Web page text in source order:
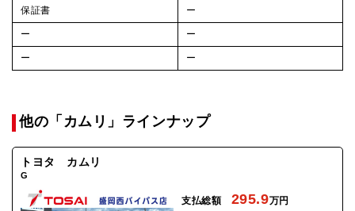
保証書 ー
ー ー
ー ー
他の「カムリ」ラインナップ
トヨタ カムリ
G
支払総額 295.9万円